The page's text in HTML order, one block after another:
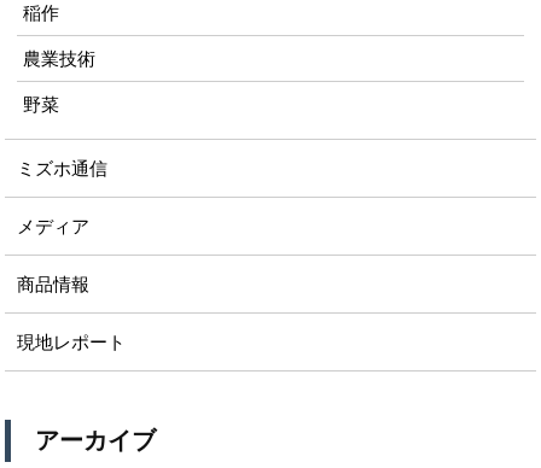
稲作
農業技術
野菜
ミズホ通信
メディア
商品情報
現地レポート
アーカイブ